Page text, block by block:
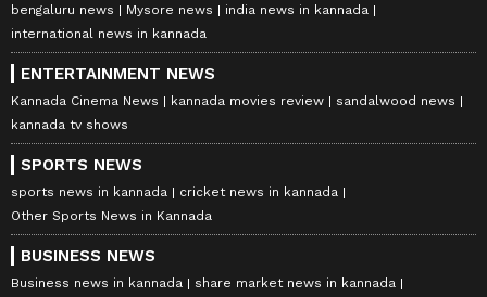
bengaluru news
Mysore news
india news in kannada
international news in kannada
ENTERTAINMENT NEWS
Kannada Cinema News kannada movies review
sandalwood news
kannada tv shows
SPORTS NEWS
sports news in kannada
cricket news in kannada
Other Sports News in Kannada
BUSINESS NEWS
Business news in kannada
share market news in kannada